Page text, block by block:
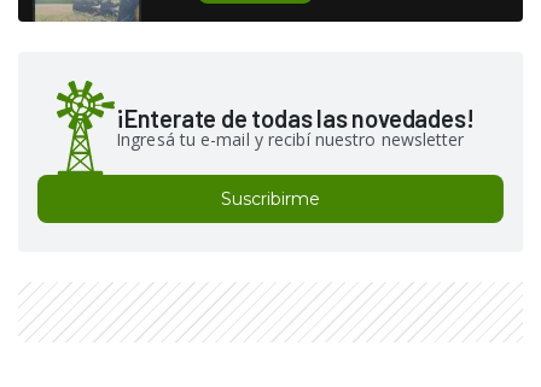
¡Enterate de todas las novedades!
Ingresá tu e-mail y recibí nuestro newsletter
Suscribirme